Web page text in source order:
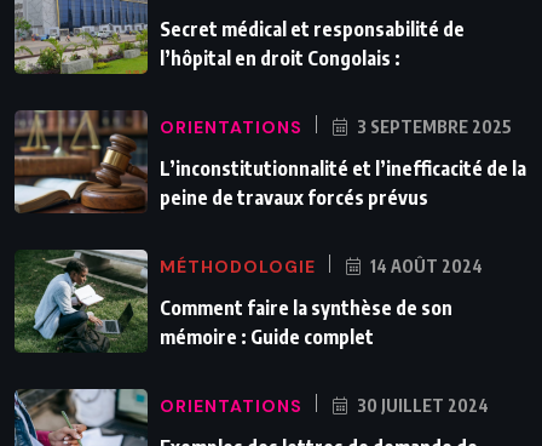
Secret médical et responsabilité de
l’hôpital en droit Congolais :
ORIENTATIONS 3 SEPTEMBRE 2025
L’inconstitutionnalité et l’inefficacité de la
peine de travaux forcés prévus
MÉTHODOLOGIE 14 AOÛT 2024
Comment faire la synthèse de son
mémoire : Guide complet
ORIENTATIONS 30 JUILLET 2024